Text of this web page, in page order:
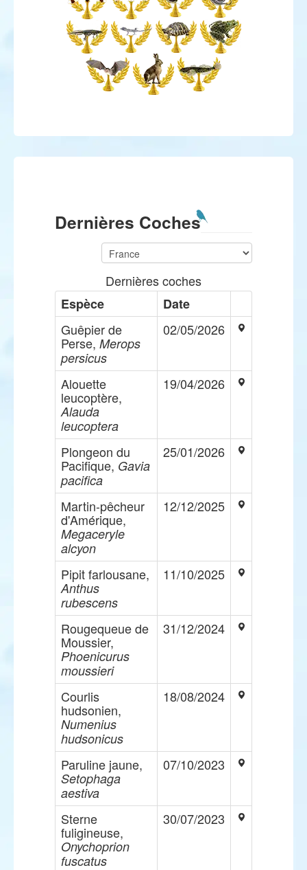
Dernières Coches
Dernières coches
Espèce
Date
Guêpier de
Perse, Merops
persicus
02/05/2026
Alouette
leucoptère,
Alauda
leucoptera
19/04/2026
Plongeon du
Pacifique, Gavia
pacifica
25/01/2026
Martin-pêcheur
d'Amérique,
Megaceryle
alcyon
12/12/2025
Pipit farlousane,
Anthus
rubescens
11/10/2025
Rougequeue de
Moussier,
Phoenicurus
moussieri
31/12/2024
Courlis
hudsonien,
Numenius
hudsonicus
18/08/2024
Paruline jaune,
Setophaga
aestiva
07/10/2023
Sterne
fuligineuse,
Onychoprion
fuscatus
30/07/2023